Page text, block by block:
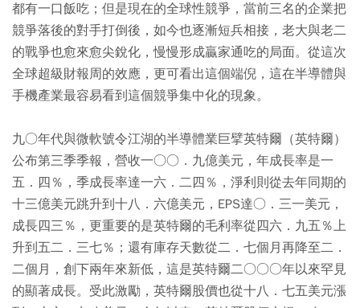
都有一口飯吃；但是現在的全球性競爭，當前三名的企業把
競爭落後的對手打倒後，如今也逐漸短兵相接，老大與老二
的戰爭也愈來愈尖銳化，慢慢形成贏家通吃的局面。從這次
全球超級財報周的效應，更可看出這個端倪，這在半導體與
手機產業最容易看到這個競爭集中化的現象。
九○年代與微軟號令江湖的半導體業巨擘英特爾（英特爾）
公布第三季季報，營收一○○．九億美元，年成長率是一
五．四％，季成長率達一六．二四％，淨利則從去年同期的
十三億美元跳升到十八．六億美元，EPS達○．三一美元，
成長四三％，更重要的是英特爾的毛利率從四六．九五％上
升到五二．三七％；還有庫存天數從二．七個月再降至二．
二個月，創下兩年來新低，這是英特爾二○○○年以來罕見
的顯著成長。受此激勵，英特爾股價也從十八．七五美元漲